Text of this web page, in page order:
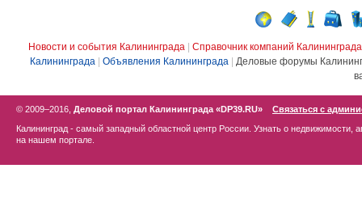
Новости и события Калининграда
Справочник компаний Калининграда
Калининграда
Объявления Калининграда
Деловые форумы
© 2009–2016, Деловой портал Калининграда «DP39.RU»
Связаться с
Калининград - самый западный областной центр России. Узнать о недвижимости,
на нашем портале.